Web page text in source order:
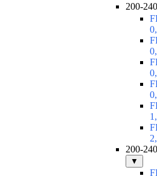
200-
200-
▼